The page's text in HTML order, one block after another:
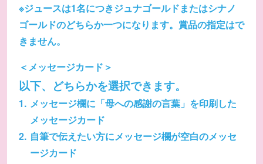
※ジュースは1名につきジュナゴールドまたはシナノ
ゴールドのどちらか一つになります。賞品の指定はで
きません。
＜メッセージカード＞
以下、どちらかを選択できます。
メッセージ欄に「母への感謝の言葉」を印刷した
メッセージカード
自筆で伝えたい方にメッセージ欄が空白のメッセ
ージカード